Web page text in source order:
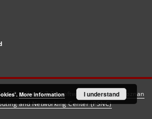
dLibra 6.3.21software created by
Poznan
and Networking Center (PSNC)
More information I understand